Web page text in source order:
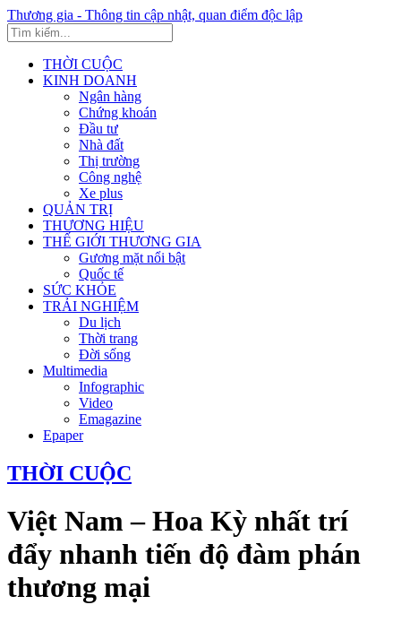
Thương gia - Thông tin cập nhật, quan điểm độc lập
THỜI CUỘC
KINH DOANH
Ngân hàng
Chứng khoán
Đầu tư
Nhà đất
Thị trường
Công nghệ
Xe plus
QUẢN TRỊ
THƯƠNG HIỆU
THẾ GIỚI THƯƠNG GIA
Gương mặt nổi bật
Quốc tế
SỨC KHỎE
TRẢI NGHIỆM
Du lịch
Thời trang
Đời sống
Multimedia
Infographic
Video
Emagazine
Epaper
THỜI CUỘC
Việt Nam – Hoa Kỳ nhất trí
đẩy nhanh tiến độ đàm phán
thương mại